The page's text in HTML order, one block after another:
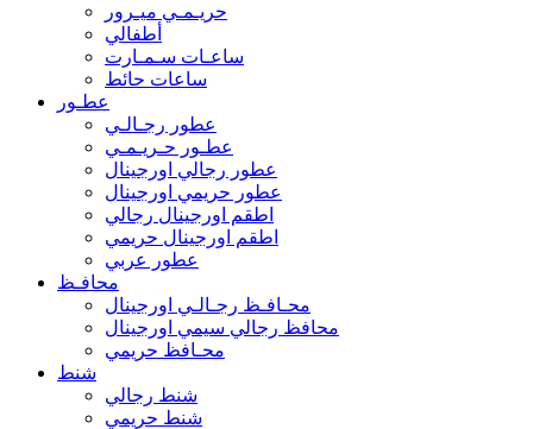
حريـمـي ميـرور
أطفالي
ساعـات سـمـارت
ساعات حائط
عطـور
عطور رجـالـي
عطـور حـريـمـي
عطور رجالي اورجينال
عطور حريمي اورجينال
اطقم اورجينال رجالي
اطقم اورجينال حريمي
عطور عربي
محافـظ
محـافـظ رجـالـي اورجينال
محافظ رجالي سيمي اورجينال
محـافظ حريمي
شنط
شنط رجالي
شنط حريمي